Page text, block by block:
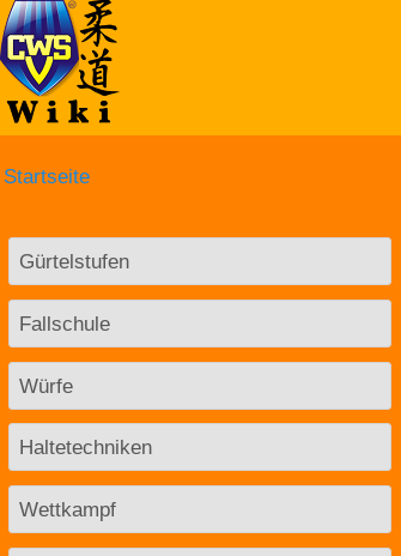
Startseite
Gürtelstufen
Fallschule
Würfe
Haltetechniken
Wettkampf